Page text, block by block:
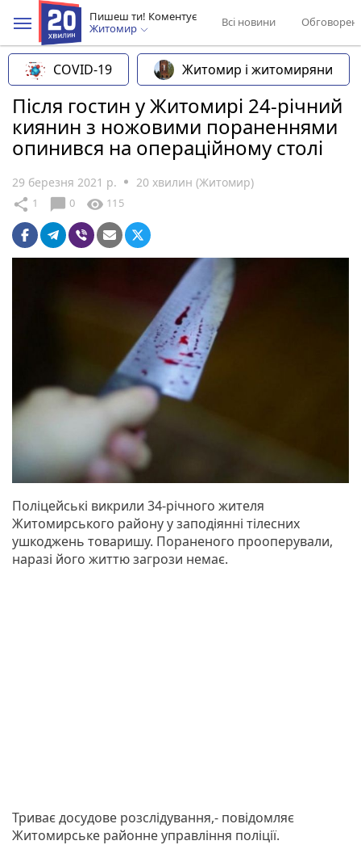
Пишеш ти! Коментує
Житомир
Всі новини
COVID-19 Житомир і житомиряни
Після гостин у Житомирі 24-річний
киянин з ножовими пораненнями
опинився на операційному столі
29 березня 2021 р. 20 хвилин (Житомир)
share 1 chat_bubble 0 visibility 115
Поліцейські викрили 34-річного жителя
Житомирського району у заподіянні тілесних
ушкоджень товаришу. Пораненого прооперували,
наразі його життю загрози немає.
Триває досудове розслідування,- повідомляє
Житомирське районне управління поліції.